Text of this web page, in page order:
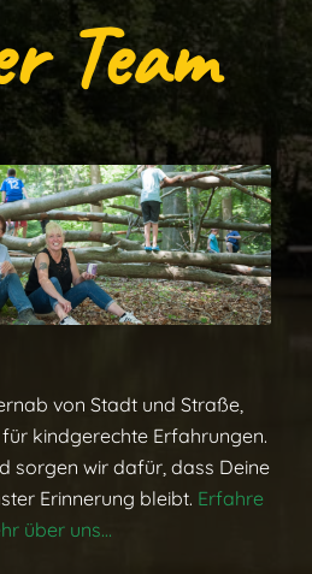
Team
von Stadt und Straße,
kindgerechte Erfahrungen.
sorgen wir dafür, dass Deine
Erinnerung bleibt. Erfahre
über uns…